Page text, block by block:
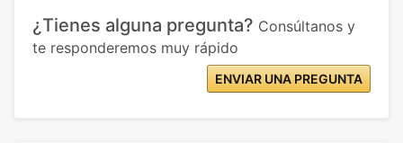
¿Tienes alguna pregunta? Consúltanos y
te responderemos muy rápido
ENVIAR UNA PREGUNTA